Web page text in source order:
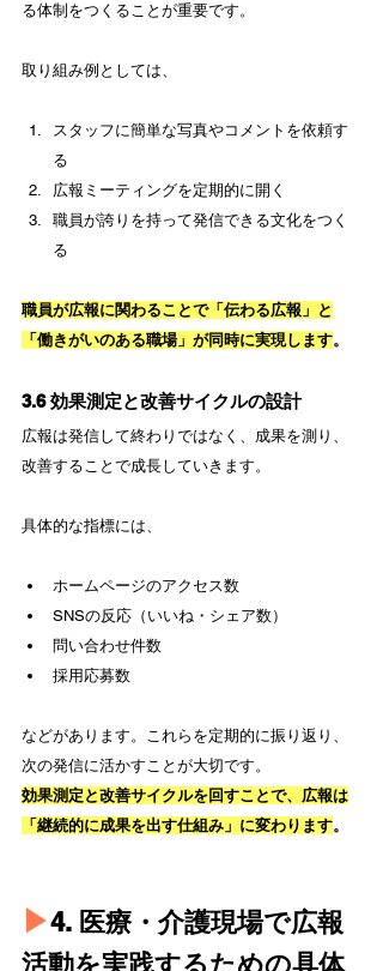
る体制をつくることが重要です。
取り組み例としては、
スタッフに簡単な写真やコメントを依頼す
る
広報ミーティングを定期的に開く
職員が誇りを持って発信できる文化をつく
る
職員が広報に関わることで「伝わる広報」と
「働きがいのある職場」が同時に実現します。
3.6 効果測定と改善サイクルの設計
広報は発信して終わりではなく、成果を測り、
改善することで成長していきます。
具体的な指標には、
ホームページのアクセス数
SNSの反応（いいね・シェア数）
問い合わせ件数
採用応募数
などがあります。これらを定期的に振り返り、
次の発信に活かすことが大切です。
効果測定と改善サイクルを回すことで、広報は
「継続的に成果を出す仕組み」に変わります。
▶︎4. 医療・介護現場で広報
活動を実践するための具体